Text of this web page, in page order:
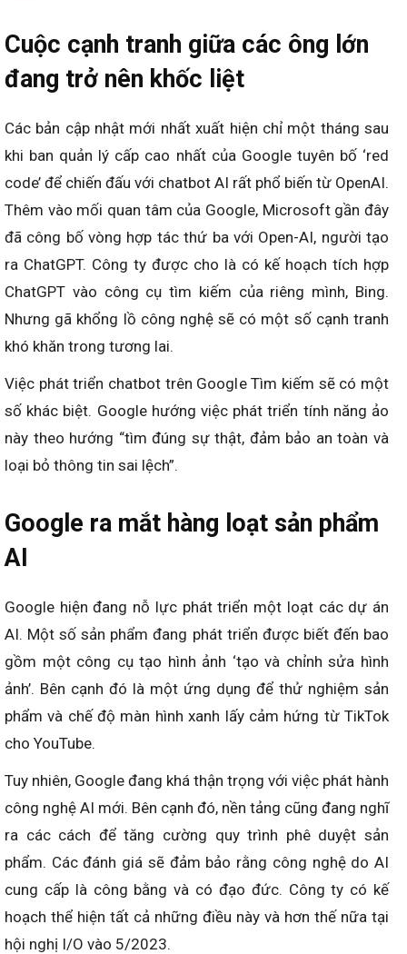
Cuộc cạnh tranh giữa các ông lớn
đang trở nên khốc liệt
Các bản cập nhật mới nhất xuất hiện chỉ một tháng sau
khi ban quản lý cấp cao nhất của Google tuyên bố ‘red
code’ để chiến đấu với chatbot AI rất phổ biến từ OpenAI.
Thêm vào mối quan tâm của Google, Microsoft gần đây
đã công bố vòng hợp tác thứ ba với Open-AI, người tạo
ra ChatGPT. Công ty được cho là có kế hoạch tích hợp
ChatGPT vào công cụ tìm kiếm của riêng mình, Bing.
Nhưng gã khổng lồ công nghệ sẽ có một số cạnh tranh
khó khăn trong tương lai.
Việc phát triển chatbot trên Google Tìm kiếm sẽ có một
số khác biệt. Google hướng việc phát triển tính năng ảo
này theo hướng “tìm đúng sự thật, đảm bảo an toàn và
loại bỏ thông tin sai lệch”.
Google ra mắt hàng loạt sản phẩm
AI
Google hiện đang nỗ lực phát triển một loạt các dự án
AI. Một số sản phẩm đang phát triển được biết đến bao
gồm một công cụ tạo hình ảnh ‘tạo và chỉnh sửa hình
ảnh’. Bên cạnh đó là một ứng dụng để thử nghiệm sản
phẩm và chế độ màn hình xanh lấy cảm hứng từ TikTok
cho YouTube.
Tuy nhiên, Google đang khá thận trọng với việc phát hành
công nghệ AI mới. Bên cạnh đó, nền tảng cũng đang nghĩ
ra các cách để tăng cường quy trình phê duyệt sản
phẩm. Các đánh giá sẽ đảm bảo rằng công nghệ do AI
cung cấp là công bằng và có đạo đức. Công ty có kế
hoạch thể hiện tất cả những điều này và hơn thế nữa tại
hội nghị I/O vào 5/2023.